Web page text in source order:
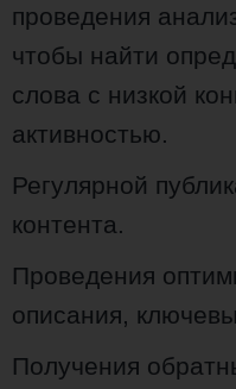
проведения
чтобы найти
слова с низкой
активностью.
Регулярной
контента.
Проведения
описания,
Получения